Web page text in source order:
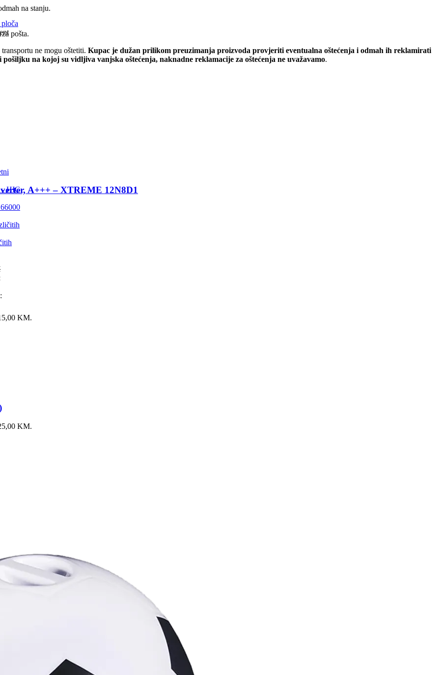
- HIC
na stanju.
pošta.
ne mogu oštetiti. Kupac je dužan prilikom preuzimanja proizvoda provjeriti eventualna oštećenja i odmah ih reklamirati
na kojoj su vidljiva vanjska oštećenja, naknadne reklamacije za oštećenja ne uvažavamo.
A+++ – XTREME 12N8D1
KM.
KM.